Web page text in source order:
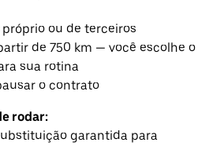
ou de terceiros
de 750 km — você escolhe o
sua rotina
o contrato
rodar:
garantida para